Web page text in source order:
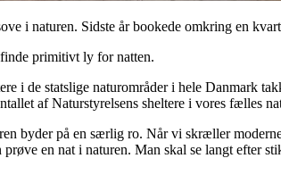
i naturen. Sidste år bookede omkring en
primitivt ly for natten.
i de statslige naturområder i hele
af Naturstyrelsens sheltere i vores fælles
byder på en særlig ro. Når vi skræller
prøve en nat i naturen. Man skal se langt